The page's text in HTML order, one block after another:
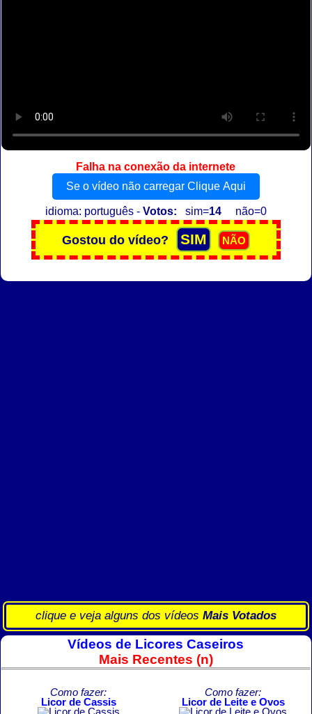
Falha na conexão da internete
Se o vídeo não carregar Clique Aqui
idioma: português - Votos: sim=14não=0
clique e veja alguns dos vídeos Mais Votados
Vídeos de Licores Caseiros
Mais Recentes (n)
Como fazer:
Licor de Cassis
Como fazer:
Licor de Leite e Ovos